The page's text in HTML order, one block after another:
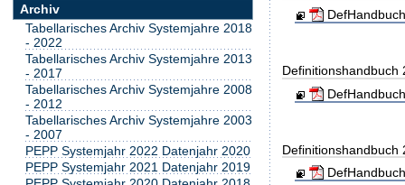
Definitionshandbuch
Definitionshandbuch
Archiv
Tabellarisches Archiv Systemjahre 2018
- 2022
Tabellarisches Archiv Systemjahre 2013
- 2017
Tabellarisches Archiv Systemjahre 2008
- 2012
Tabellarisches Archiv Systemjahre 2003
- 2007
PEPP Systemjahr 2022 Datenjahr 2020
PEPP Systemjahr 2021 Datenjahr 2019